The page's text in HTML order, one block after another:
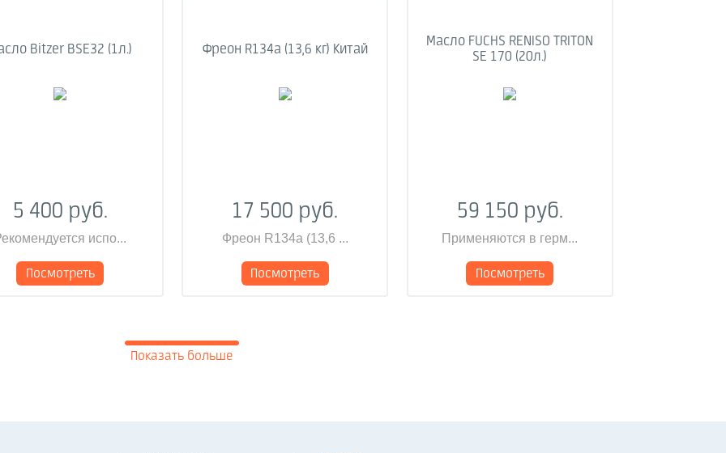
Bitzer BSE32 (1л.)
5 400 руб.
испо...
Посмотреть
Фреон R134a (13,6 кг) Китай
17 500 руб.
Фреон R134a (13,6 ...
Посмотреть
Масло FUCHS RENISO TRITON
SE 170 (20л.)
59 150 руб.
Применяются в герм...
Посмотреть
Показать больше